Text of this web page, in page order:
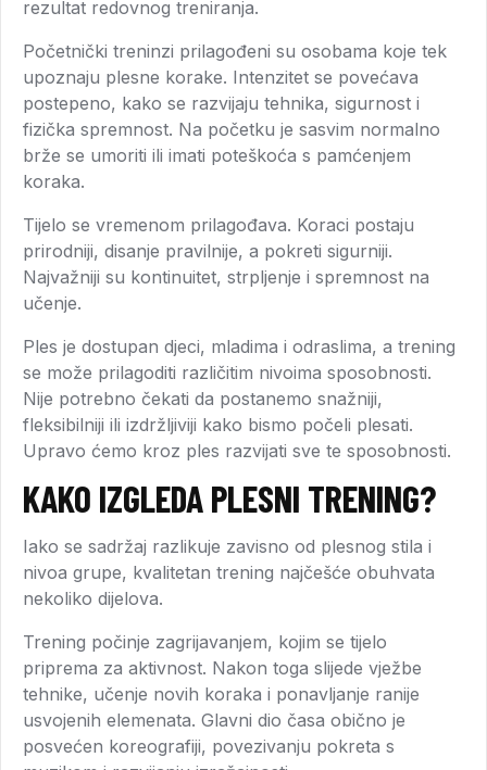
rezultat redovnog treniranja.
Početnički treninzi prilagođeni su osobama koje tek
upoznaju plesne korake. Intenzitet se povećava
postepeno, kako se razvijaju tehnika, sigurnost i
fizička spremnost. Na početku je sasvim normalno
brže se umoriti ili imati poteškoća s pamćenjem
koraka.
Tijelo se vremenom prilagođava. Koraci postaju
prirodniji, disanje pravilnije, a pokreti sigurniji.
Najvažniji su kontinuitet, strpljenje i spremnost na
učenje.
Ples je dostupan djeci, mladima i odraslima, a trening
se može prilagoditi različitim nivoima sposobnosti.
Nije potrebno čekati da postanemo snažniji,
fleksibilniji ili izdržljiviji kako bismo počeli plesati.
Upravo ćemo kroz ples razvijati sve te sposobnosti.
KAKO IZGLEDA PLESNI TRENING?
Iako se sadržaj razlikuje zavisno od plesnog stila i
nivoa grupe, kvalitetan trening najčešće obuhvata
nekoliko dijelova.
Trening počinje zagrijavanjem, kojim se tijelo
priprema za aktivnost. Nakon toga slijede vježbe
tehnike, učenje novih koraka i ponavljanje ranije
usvojenih elemenata. Glavni dio časa obično je
posvećen koreografiji, povezivanju pokreta s